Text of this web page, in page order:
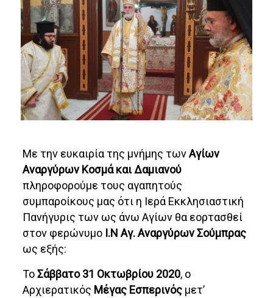
Με την ευκαιρία της μνήμης τωνΑγίων
Αναργύρων Κοσμά και Δαμιανού
πληροφορούμε τους αγαπητούς
συμπαροίκους μας ότι η Ιερά Εκκλησιαστική
Πανήγυρις των ως άνω Αγίων θα εορτασθεί
στον φερώνυμο Ι.Ν Αγ. Αναργύρων Σούμπρας
ως εξής:
ΤοΣάββατο 31 Οκτωβρίου 2020, ο
Αρχιερατικός Μέγας Εσπερινός μετ’